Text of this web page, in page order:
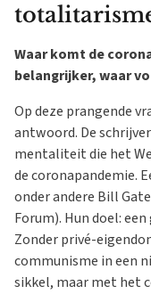
Waar komt de
belangrijker, waar
Op deze prangende
antwoord. De
mentaliteit die het
de coronapandemie.
onder andere Bill
Forum). Hun doel:
Zonder privé-
communisme in een
sikkel, maar met het